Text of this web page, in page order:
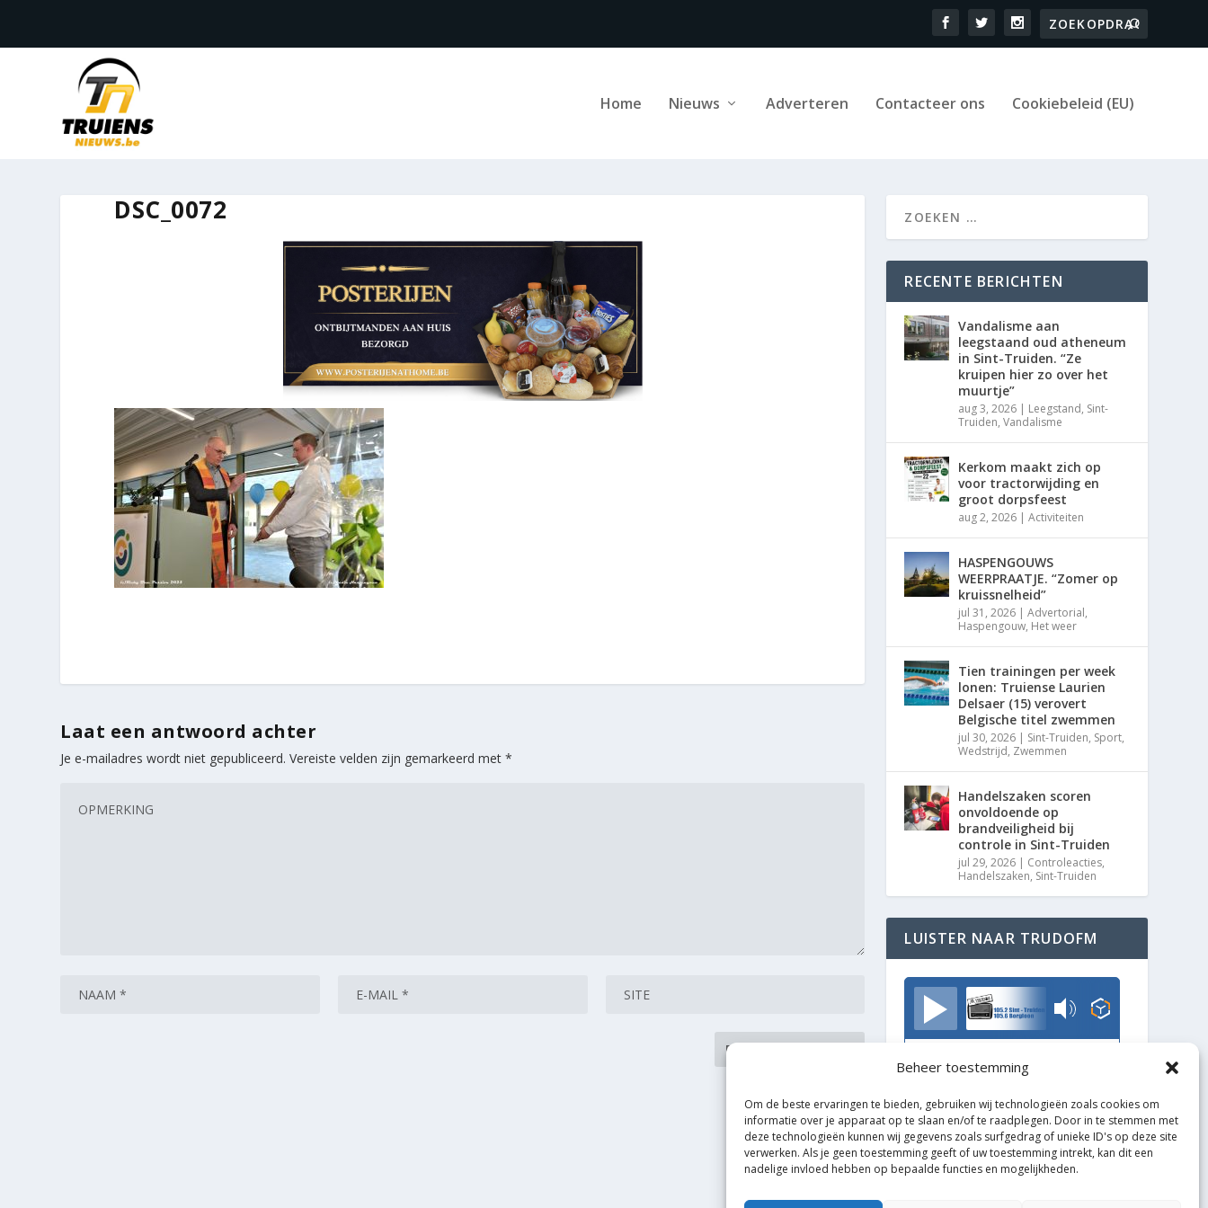
Beheer toestemming
Om de beste ervaringen te bieden, gebruiken wij technologieën zoals cookies om
informatie over je apparaat op te slaan en/of te raadplegen. Door in te stemmen met
deze technologieën kunnen wij gegevens zoals surfgedrag of unieke ID's op deze site
verwerken. Als je geen toestemming geeft of uw toestemming intrekt, kan dit een
nadelige invloed hebben op bepaalde functies en mogelijkheden.
Home Nieuws Adverteren Contacteer ons Cookiebeleid (EU)
DSC_0072
Laat een antwoord achter
Je e-mailadres wordt niet gepubliceerd. Vereiste velden zijn gemarkeerd met*
RECENTE BERICHTEN
Vandalisme aan
leegstaand oud atheneum
in Sint-Truiden. “Ze
kruipen hier zo over het
muurtje”
aug 3, 2026 | Leegstand, Sint-
Truiden,Vandalisme
Kerkom maakt zich op
voor tractorwijding en
groot dorpsfeest
aug 2, 2026 |Activiteiten
HASPENGOUWS
WEERPRAATJE. “Zomer op
kruissnelheid”
jul 31, 2026 |Advertorial,
Haspengouw, Het weer
Tien trainingen per week
lonen: Truiense Laurien
Delsaer (15) verovert
Belgische titel zwemmen
jul 30, 2026 | Sint-Truiden, Sport,
Wedstrijd, Zwemmen
Handelszaken scoren
onvoldoende op
brandveiligheid bij
controle in Sint-Truiden
jul 29, 2026 | Controleacties,
Handelszaken, Sint-Truiden
LUISTER NAAR TRUDOFM
TrudoFM